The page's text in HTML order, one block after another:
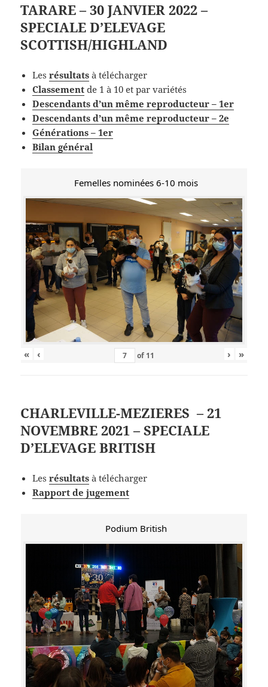
TARARE – 30 JANVIER 2022 –
SPECIALE D’ELEVAGE
SCOTTISH/HIGHLAND
Lesrésultats à télécharger
Classement de 1 à 10 et par variétés
Descendants d’un même reproducteur – 1er
Descendants d’un même reproducteur – 2e
Générations – 1er
Bilan général
Femelles nominées 6-10 mois
« ‹ of 11 › »
CHARLEVILLE-MEZIERES – 21
NOVEMBRE 2021 – SPECIALE
D’ELEVAGE BRITISH
Lesrésultats à télécharger
Rapport de jugement
Podium British